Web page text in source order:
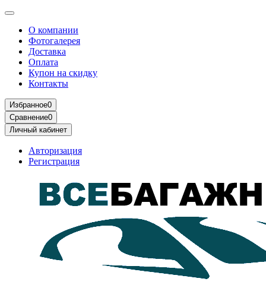
О компании
Фотогалерея
Доставка
Оплата
Купон на скидку
Контакты
Избранное0
Сравнение0
Личный кабинет
Авторизация
Регистрация